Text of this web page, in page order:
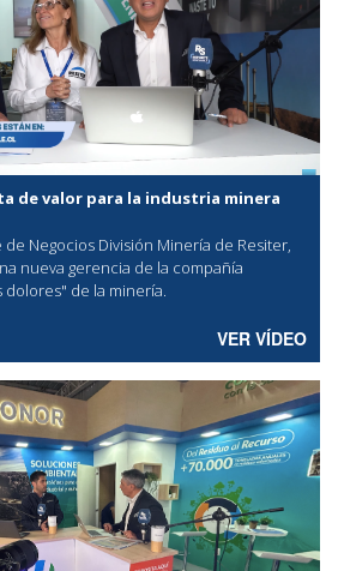
de valor para la industria minera
de Negocios División Minería de Resiter,
nueva gerencia de la compañía
de la minería.
VER VÍDEO